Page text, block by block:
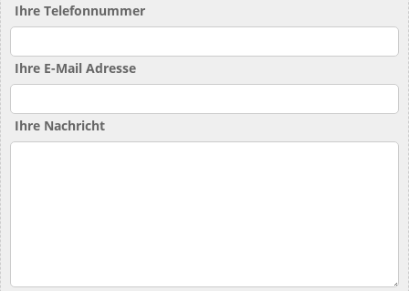
Ihre Telefonnummer
Ihre E-Mail Adresse
Ihre Nachricht